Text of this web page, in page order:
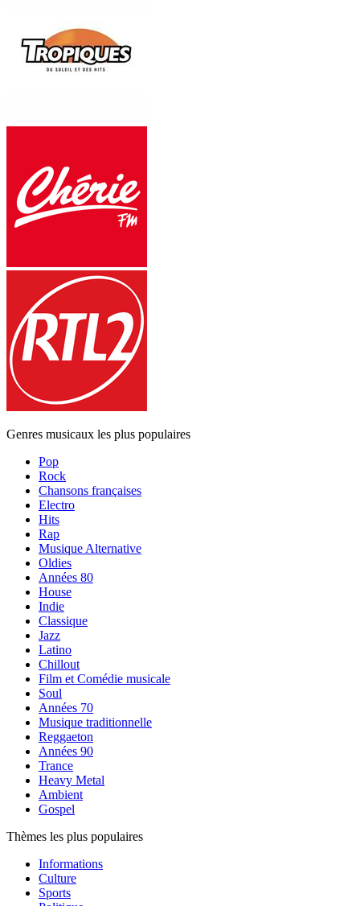
Genres musicaux les plus populaires
Pop
Rock
Chansons françaises
Electro
Hits
Rap
Musique Alternative
Oldies
Années 80
House
Indie
Classique
Jazz
Latino
Chillout
Film et Comédie musicale
Soul
Années 70
Musique traditionnelle
Reggaeton
Années 90
Trance
Heavy Metal
Ambient
Gospel
Thèmes les plus populaires
Informations
Culture
Sports